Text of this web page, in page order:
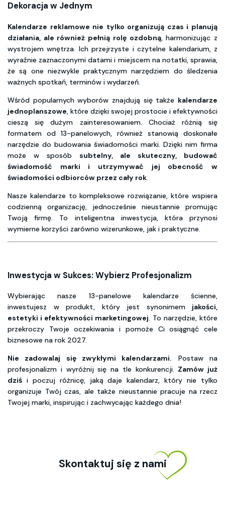
Dekoracja w Jednym
Kalendarze reklamowe nie tylko organizują czas i planują
działania, ale również pełnią rolę ozdobną, harmonizując z
wystrojem wnętrza. Ich przejrzyste i czytelne kalendarium, z
wyraźnie zaznaczonymi datami i miejscem na notatki, sprawia,
że są one niezwykle praktycznym narzędziem do śledzenia
ważnych spotkań, terminów i wydarzeń.
Wśród popularnych wyborów znajdują się także kalendarze
jednoplanszowe, które dzięki swojej prostocie i efektywności
cieszą się dużym zainteresowaniem. Chociaż różnią się
formatem od 13-panelowych, również stanowią doskonałe
narzędzie do budowania świadomości marki. Dzięki nim firma
może w sposób subtelny, ale skuteczny, budować
świadomość marki i utrzymywać jej obecność w
świadomości odbiorców przez cały rok.
Nasze kalendarze to kompleksowe rozwiązanie, które wspiera
codzienną organizację, jednocześnie nieustannie promując
Twoją firmę. To inteligentna inwestycja, która przynosi
wymierne korzyści zarówno wizerunkowe, jak i praktyczne.
Inwestycja w Sukces: Wybierz Profesjonalizm
Wybierając nasze 13-panelowe kalendarze ścienne,
inwestujesz w produkt, który jest synonimem jakości,
estetyki i efektywności marketingowej. To narzędzie, które
przekroczy Twoje oczekiwania i pomoże Ci osiągnąć cele
biznesowe na rok 2027.
Nie zadowalaj się zwykłymi kalendarzami. Postaw na
profesjonalizm i wyróżnij się na tle konkurencji. Zamów już
dziś i poczuj różnicę, jaką daje kalendarz, który nie tylko
organizuje Twój czas, ale także nieustannie pracuje na rzecz
Twojej marki, inspirując i zachwycając każdego dnia!
Skontaktuj się z nami